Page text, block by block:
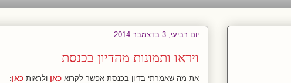
יום רביעי, 3 בדצמבר 2014
וידאו ותמונות מהדיון בכנסת
את מה שאמרתי בדיון בכנסת אפשר לקרוא כאן ולראות כאן: